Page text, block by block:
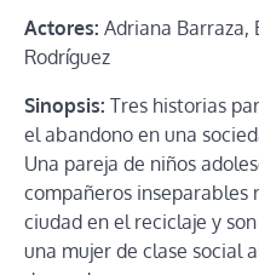
Actores: Adriana Barraza,
Rodríguez
Sinopsis: Tres historias
el abandono en una
Una pareja de niños
compañeros inseparables
ciudad en el reciclaje y
una mujer de clase social